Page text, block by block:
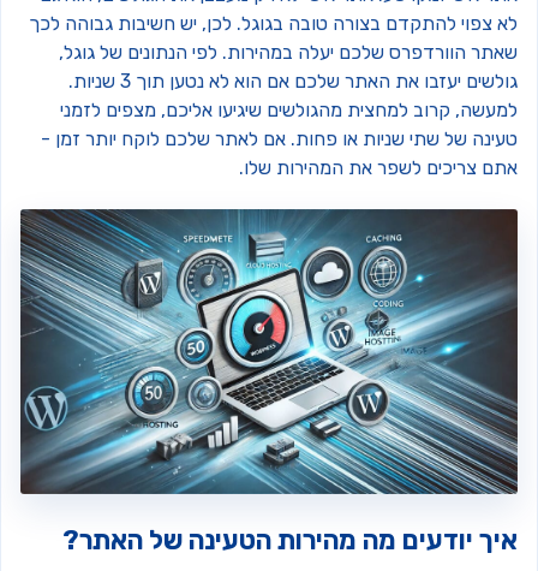
צפוי להתקדם בצורה טובה בגוגל. לכן, יש חשיבות גבוהה לכך
הוורדפרס שלכם יעלה במהירות. לפי הנתונים של גוגל,
גולשים יעזבו את האתר שלכם אם הוא לא נטען תוך 3 שניות.
קרוב למחצית מהגולשים שיגיעו אליכם, מצפים לזמני
של שתי שניות או פחות. אם לאתר שלכם לוקח יותר זמן -
צריכים לשפר את המהירות שלו.
יודעים מה מהירות הטעינה של האתר?